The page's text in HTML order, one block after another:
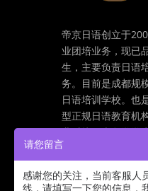
帝京日语创立于
业团培业务，现已
生，主要负责日语
务。目前是成都规
日语培训学校。也
型正规日语教育机
业对接日本留学学
成都御成留学中介
请您留言
感谢您的关注，当前客服人
线，请填写一下您的信息，